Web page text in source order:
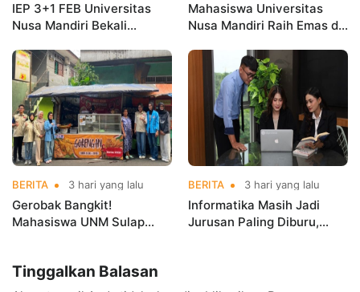
IEP 3+1 FEB Universitas
Nusa Mandiri Bekali
Kerja Sebelum Lulus
Mahasiswa Universitas
Nusa Mandiri Raih Emas di
Indonesia Open
Championships 2026
BERITA 3 hari yang lalu
Gerobak Bangkit!
Mahasiswa UNM Sulap
BERITA 3 hari yang lalu
Informatika Masih Jadi
Jurusan Paling Diburu,
Tinggalkan Balasan